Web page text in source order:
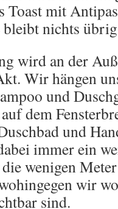
Toast mit
bleibt nichts
wird an der
Wir hängen
und
dem
und
immer ein
wenigen
wir
sind.